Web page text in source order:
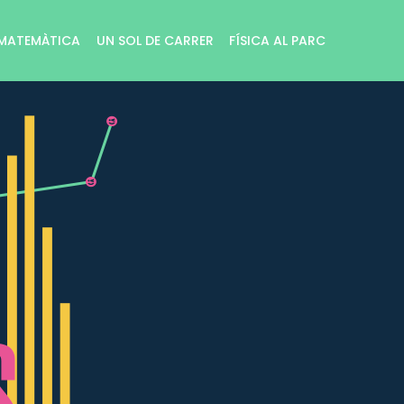
UN SOL DE CARRER FÍSICA AL PARC